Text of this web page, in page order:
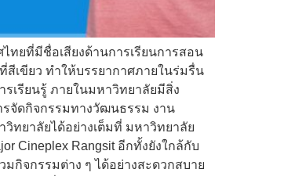
ทยที่มีชื่อเสียงด้านการเรียนการสอน
เขียว ทำให้บรรยากาศภายในร่มรื่น
เรียนรู้ ภายในมหาวิทยาลัยมีสิ่ง
จัดกิจกรรมทางวัฒนธรรม งาน
ทยาลัยได้อย่างเต็มที่ มหาวิทยาลัย
Cineplex Rangsit อีกทั้งยังใกล้กับ
กิจกรรมต่าง ๆ ได้อย่างสะดวกสบาย